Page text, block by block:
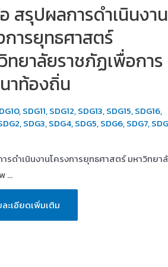
สรุปผลการดำเนินงาน
การยุทธศาสตร์
ทยาลัยราชภัฏเพื่อการ
ท้องถิ่น
,SDG11,SDG12,SDG13,SDG15,SDG16,
,SDG3,SDG4,SDG5,SDG6,SDG7,
รดำเนินงานโครงการยุทธศาสตร์ มหาวิทยา
…
อะเอียดเพิ่มเติม